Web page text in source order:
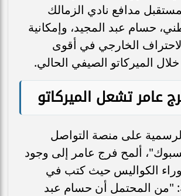
مدافع نادي الزمالك
حسام عبد المجيد، وإمكانية
الخارجي في أقوى
الميركاتو الصيفي الحالي.
عامر تشعل الميركاتو
على منصة التواصل
ألمح فرج عامر إلى وجود
الكواليس حيث كتب في
"من المحتمل أن حسام عبد